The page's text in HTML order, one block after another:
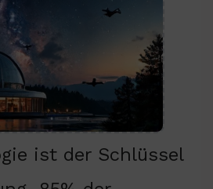
ist der Schlüssel